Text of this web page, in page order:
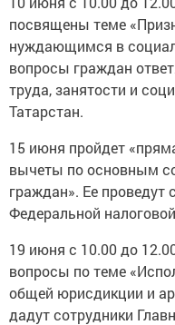
посвящены теме
нуждающимся в
вопросы граждан
труда, занятости и
Татарстан.
15 июня пройдет
вычеты по основным
граждан». Ее проведут
Федеральной
19 июня с 10.00 до
вопросы по теме
общей юрисдикции и
дадут сотрудники